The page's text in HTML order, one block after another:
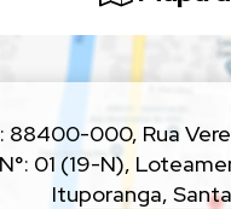
88400-000, Rua
N°: 01 (19-N),
Ituporanga,